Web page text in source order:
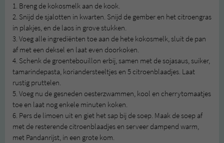
1. Breng de kokosmelk aan de kook.
2. Snijd de sjalotten in kwarten. Snijd de gember en het citroengras
in plakjes, en de laos in grove stukken.
3. Voeg alle ingrediënten toe aan de hete kokosmelk, sluit de pan
af met een deksel en laat even doorkoken.
4. Schenk de groentebouillon erbij, samen met de sojasaus, suiker,
tamarindepasta, koriandersteeltjes en 5 citroenblaadjes. Laat
rustig pruttelen.
5. Voeg nu de gesneden oesterzwammen, kool en cherrytomaatjes
toe en laat nog enkele minuten koken.
6. Pers de limoen uit en giet het sap bij de soep. Maak de soep af
met de resterende citroenblaadjes en serveer dampend warm,
met Pandanrijst, in een grote kom.